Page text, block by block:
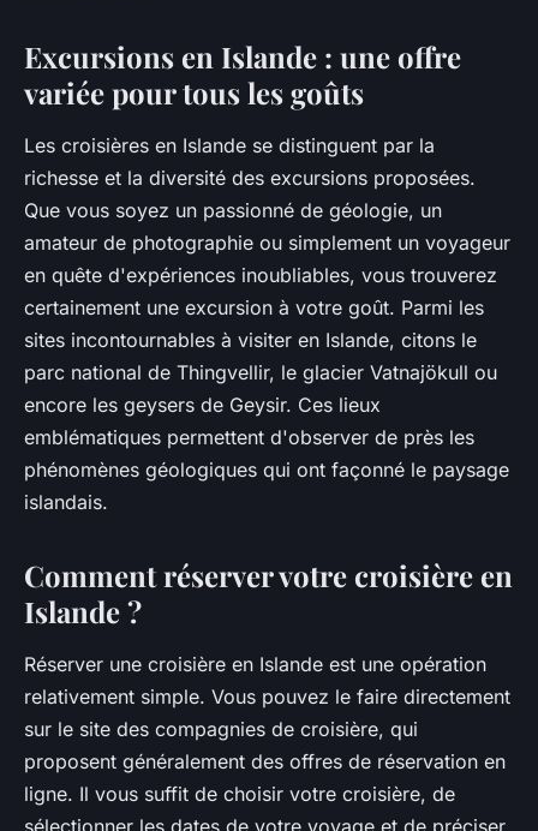
Excursions en Islande : une offre
variée pour tous les goûts
Les croisières en Islande se distinguent par la
richesse et la diversité des excursions proposées.
Que vous soyez un passionné de géologie, un
amateur de photographie ou simplement un voyageur
en quête d'expériences inoubliables, vous trouverez
certainement une excursion à votre goût. Parmi les
sites incontournables à visiter en Islande, citons le
parc national de Thingvellir, le glacier Vatnajökull ou
encore les geysers de Geysir. Ces lieux
emblématiques permettent d'observer de près les
phénomènes géologiques qui ont façonné le paysage
islandais.
Comment réserver votre croisière en
Islande ?
Réserver une croisière en Islande est une opération
relativement simple. Vous pouvez le faire directement
sur le site des compagnies de croisière, qui
proposent généralement des offres de réservation en
ligne. Il vous suffit de choisir votre croisière, de
sélectionner les dates de votre voyage et de préciser